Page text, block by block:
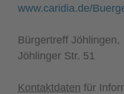
www.caridia.de/
Bürgertreff Jöhlingen,
Jöhlinger Str. 51
Kontaktdaten für